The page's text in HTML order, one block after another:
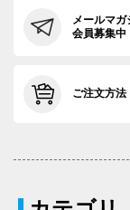
メールマガ
会員募集中
ご注文方法